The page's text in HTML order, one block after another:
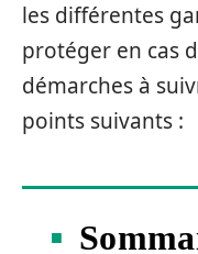
les différentes
protéger en cas
démarches à
points suivants :